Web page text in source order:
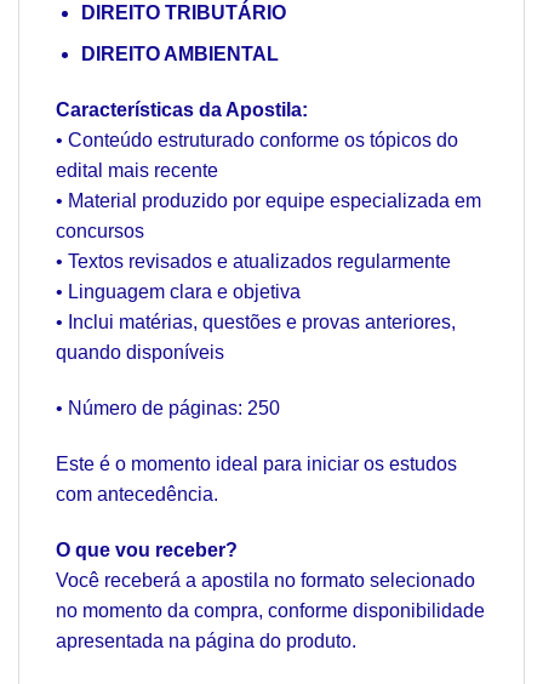
DIREITO TRIBUTÁRIO
DIREITO AMBIENTAL
Características da Apostila:
• Conteúdo estruturado conforme os tópicos do
edital mais recente
• Material produzido por equipe especializada em
concursos
• Textos revisados e atualizados regularmente
• Linguagem clara e objetiva
• Inclui matérias, questões e provas anteriores,
quando disponíveis
• Número de páginas: 250
Este é o momento ideal para iniciar os estudos
com antecedência.
O que vou receber?
Você receberá a apostila no formato selecionado
no momento da compra, conforme disponibilidade
apresentada na página do produto.